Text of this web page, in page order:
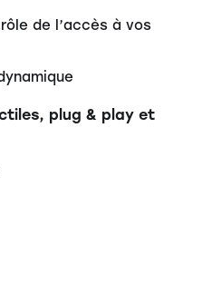
de l’accès à vos
plug & play et